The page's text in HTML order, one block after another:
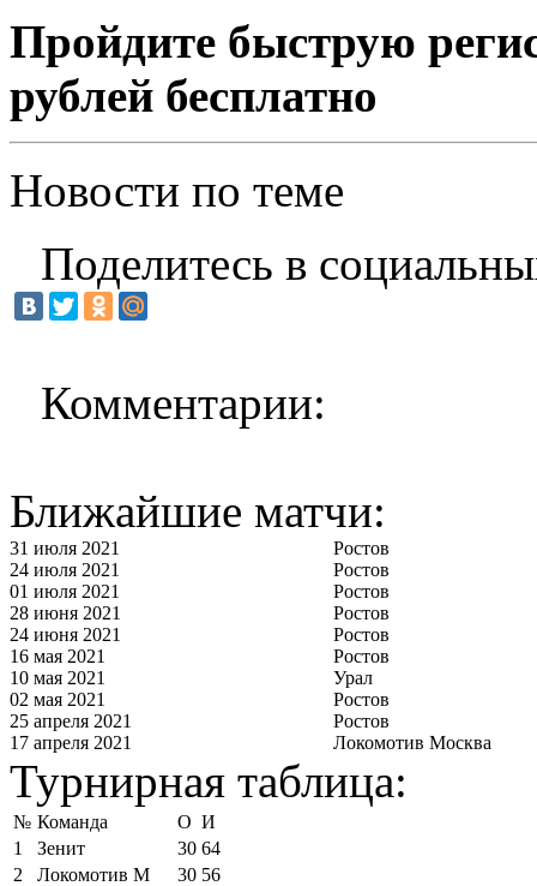
Пройдите быструю
рублей бесплатно
Новости по теме
Поделитесь в
Комментарии:
Ближайшие матчи:
31 июля 2021
Ростов
24 июля 2021
Ростов
01 июля 2021
Ростов
28 июня 2021
Ростов
24 июня 2021
Ростов
16 мая 2021
Ростов
10 мая 2021
Урал
02 мая 2021
Ростов
25 апреля 2021
Ростов
17 апреля 2021
Локомотив Москва
Турнирная таблица:
№ Команда О И
1
Зенит 30 64
2
Локомотив М 30 56